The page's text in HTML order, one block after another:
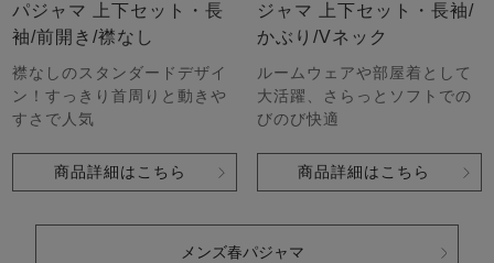
パジャマ 上下セット・長
袖/前開き/襟なし
襟なしのスタンダードデザイ
ン！すっきり首周りと動きや
すさで人気
商品詳細はこちら
ジャマ 上下セット・長袖/
かぶり/Vネック
ルームウェアや部屋着として
大活躍、さらっとソフトでの
びのび快適
商品詳細はこちら
メンズ春パジャマ